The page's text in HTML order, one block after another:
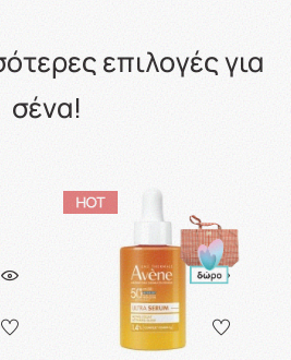
επιλογές για
σένα!